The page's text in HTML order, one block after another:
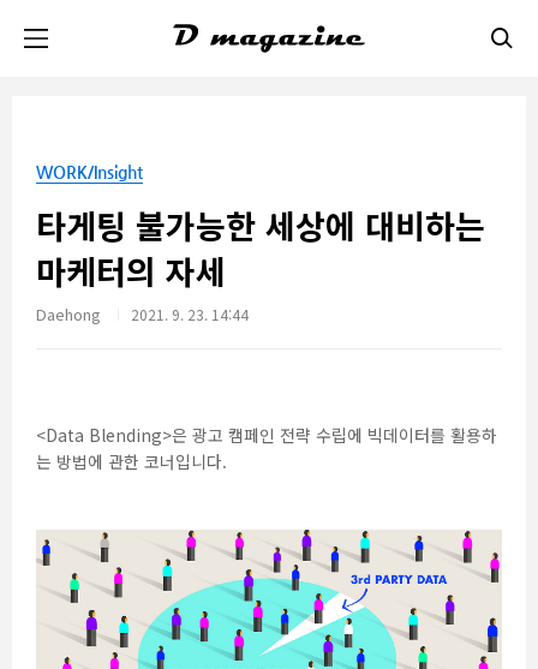
WORK/Insight
타게팅 불가능한 세상에 대비하는
마케터의 자세
Daehong 2021. 9. 23. 14:44
<Data Blending>은 광고 캠페인 전략 수립에 빅데이터를 활용하
는 방법에 관한 코너입니다.